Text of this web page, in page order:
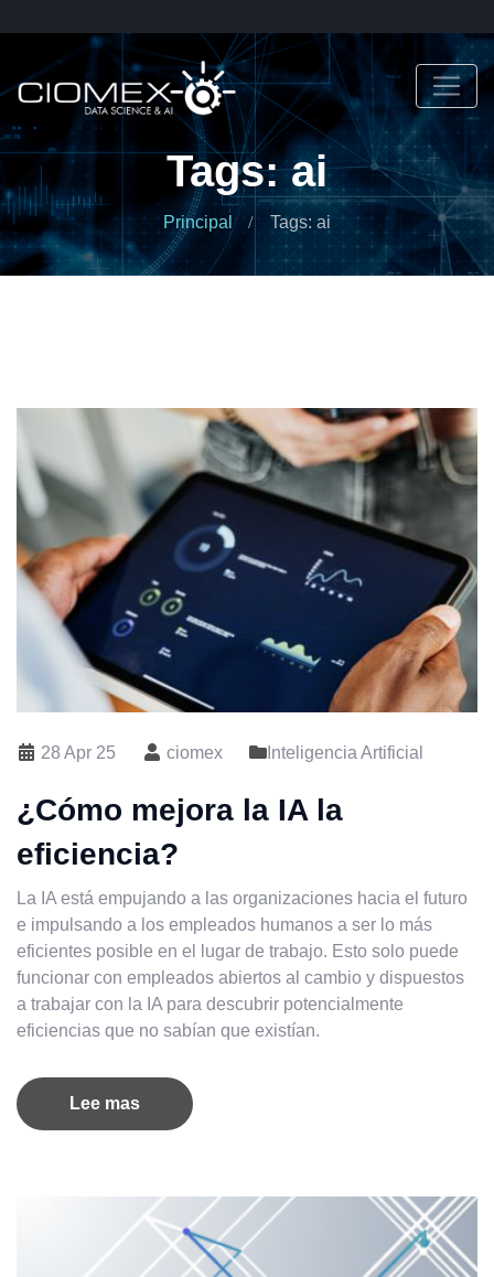
Tags: ai
Principal Tags: ai
28 Apr 25 ciomex Inteligencia Artificial
¿Cómo mejora la IA la
eficiencia?
La IA está empujando a las organizaciones hacia el futuro
e impulsando a los empleados humanos a ser lo más
eficientes posible en el lugar de trabajo. Esto solo puede
funcionar con empleados abiertos al cambio y dispuestos
a trabajar con la IA para descubrir potencialmente
eficiencias que no sabían que existían.
Lee mas